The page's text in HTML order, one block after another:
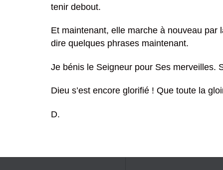
tenir debout.
Et maintenant, elle marche à nouveau par
dire quelques phrases maintenant.
Je bénis le Seigneur pour Ses merveilles.
Dieu s’est encore glorifié ! Que toute la
D.